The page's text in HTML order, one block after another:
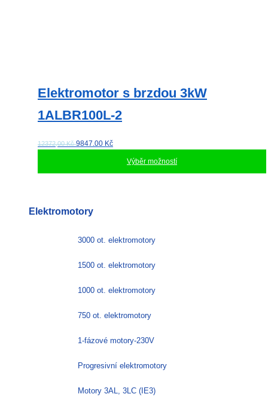
Elektromotor s brzdou 3kW
1ALBR100L-2
12372,00 Kč9847.00 Kč
Výběr možností
více
Elektromotory
3000 ot. elektromotory
1500 ot. elektromotory
1000 ot. elektromotory
750 ot. elektromotory
1-fázové motory-230V
Progresivní elektromotory
Motory 3AL, 3LC (IE3)